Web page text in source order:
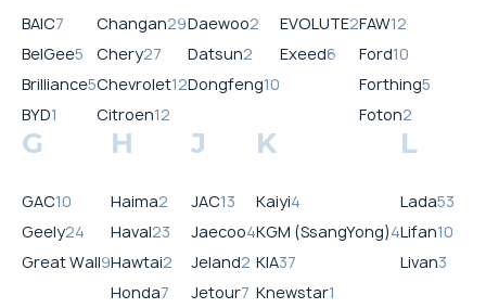
BAIC7
BelGee5
Brilliance5
BYD1
Changan29
Chery27
Chevrolet12
Citroen12
Daewoo2
Datsun2
Dongfeng10
EVOLUTE2
Exeed6
FAW12
Ford10
Forthing5
Foton2
G
GAC10
Geely24
Great Wall9
H
Haima2
Haval23
Hawtai2
Honda7
J
JAC13
Jaecoo4
Jeland2
Jetour7
K
Kaiyi4
KGM (SsangYong)4
KIA37
Knewstar1
L
Lada53
Lifan10
Livan3